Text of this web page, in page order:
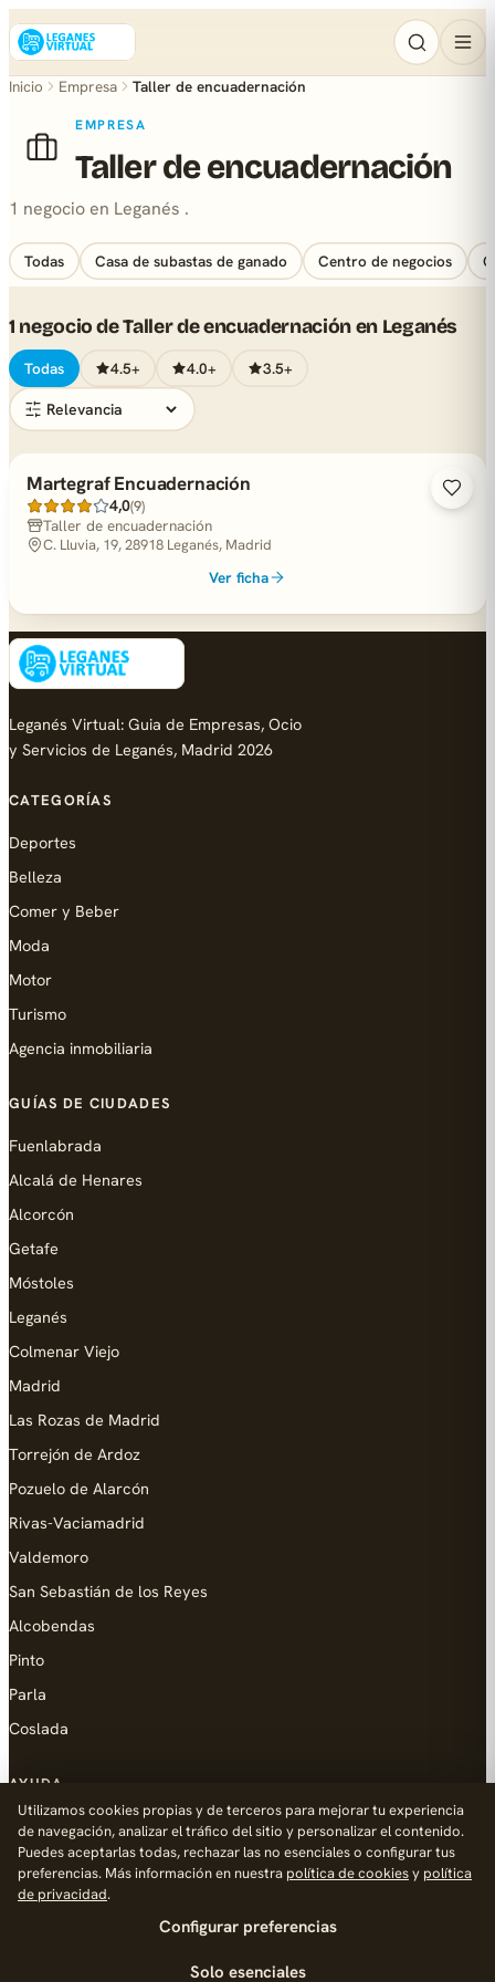
Inicio Empresa Taller de encuadernación
EMPRESA
Taller de encuadernación
1 negocio en Leganés .
Todas Casa de subastas de ganado Centro de negocios
1 negocio de Taller de encuadernación en Leganés
Todas 4.5+ 4.0+ 3.5+
Martegraf Encuadernación
4,0(9)
Taller de encuadernación
C. Lluvia, 19, 28918 Leganés, Madrid
Ver ficha
Leganés Virtual: Guia de Empresas, Ocio
y Servicios de Leganés, Madrid 2026
CATEGORÍAS
Deportes
Belleza
Comer y Beber
Moda
Motor
Turismo
Agencia inmobiliaria
GUÍAS DE CIUDADES
Fuenlabrada
Alcalá de Henares
Alcorcón
Getafe
Móstoles
Leganés
Colmenar Viejo
Madrid
Las Rozas de Madrid
Torrejón de Ardoz
Pozuelo de Alarcón
Rivas-Vaciamadrid
Valdemoro
San Sebastián de los Reyes
Alcobendas
Pinto
Parla
Coslada
AYUDA
Añadir empresa
Contacto
Política de Privacidad
Utilizamos cookies propias y de terceros para mejorar tu experiencia
de navegación, analizar el tráfico del sitio y personalizar el contenido.
Puedes aceptarlas todas, rechazar las no esenciales o configurar tus
preferencias. Más información en nuestra política de cookiesy política
de privacidad.
Configurar preferencias
Solo esenciales